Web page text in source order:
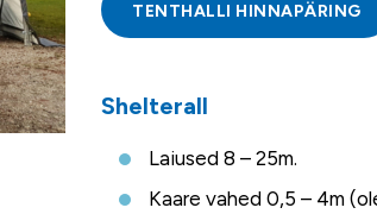
TENTHALLI HINNAPÄRING
Shelterall
Laiused 8 – 25m.
Kaare vahed 0,5 – 4m